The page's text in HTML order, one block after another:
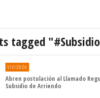
tagged
VIVIENDA
Abren postulación al Llamado
Subsidio de Arriendo